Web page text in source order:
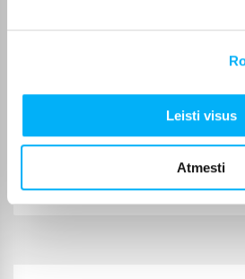
Leisti visus
Atmesti
Kęstutis K.
Žydrūnas K.
Patvirtintas pirkėjas
Puiki komunikacija. Pristatymas vėlavo 1
prekės. Bet pri ...